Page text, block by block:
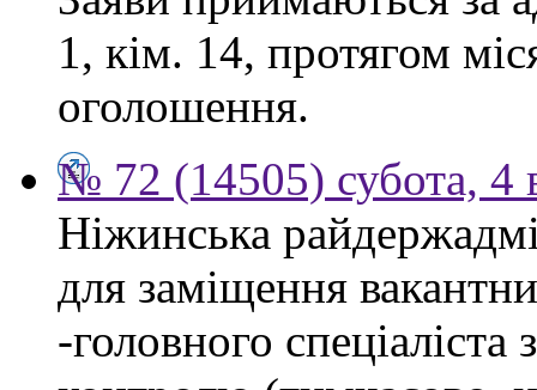
1, кім. 14, протягом
оголошення.
№ 72 (14505) субота, 4
Ніжинська
для заміщення
-головного спеціаліста